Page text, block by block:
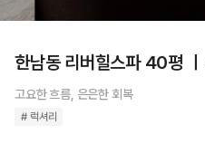
한남동 리버힐스파 40평 ㅣ
고요한 흐름, 은은한 회복
# 럭셔리